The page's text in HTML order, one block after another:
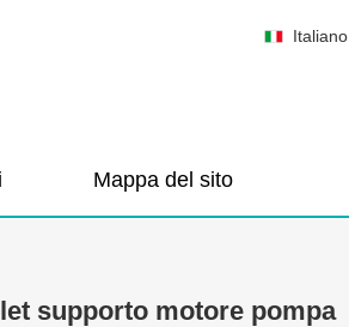
Mappa del sito
Italiano
supporto motore pompa